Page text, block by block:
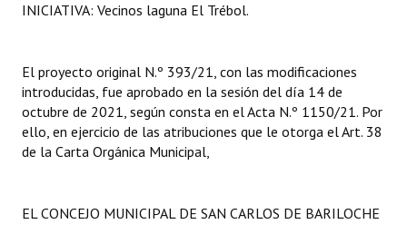
INICIATIVA: Vecinos laguna El Trébol.
El proyecto original N.º 393/21, con las modificaciones
introducidas, fue aprobado en la sesión del día 14 de
octubre de 2021, según consta en el Acta N.º 1150/21. Por
ello, en ejercicio de las atribuciones que le otorga el Art. 38
de la Carta Orgánica Municipal,
EL CONCEJO MUNICIPAL DE SAN CARLOS DE BARILOCHE